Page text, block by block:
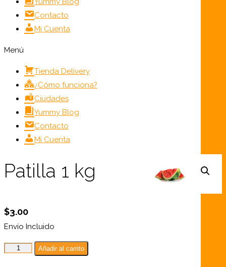
Contacto
Mi Cuenta
Menú
Tienda Delivery
¿Cómo funciona?
Ciudades
Yummy Blog
Contacto
Mi Cuenta
Patilla 1 kg
$3.00
Envío Incluido
Patilla
Añadir al carrito